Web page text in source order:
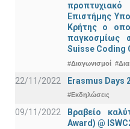
Επιστήμης
Κρήτης ο
παγκοσμίως
Suisse Coding
#Διαγωνισμοί
22/11/2022 Erasmus Days
#Εκδηλώσεις
09/11/2022
Βραβείο
Award) @